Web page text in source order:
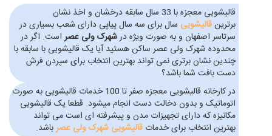
قالیشویی معجزه با 33 سال سابقه درخشان و اخذ نشان
برترینقالیشویی سال برای سه سال پیاپی دارای شعب بسیاری در
سرتاسر اصفهان و به صورت ویژه درشهرک ولی عصراست. اگر در
محدوده شهرک ولی عصر ساکن هستید آیا یک قالیشویی با سابقه با
چندین نشان برتری نمی تواند بهترین انتخاب برای سپردن فرش
دست بافت شما باشد؟
در کارخانه قالیشویی معجزه صفر تا 100 خدمات قالیشویی به صورت
اتوماتیک و بدون دخالت دست انجام میشود. قطعا یک قالیشویی
مکانیزه که دارای تجهیزات مدن و پیشرفته ای است می تواند
بهترین انتخاب برای خدمات قالیشویی شهرک ولی عصرباشد.